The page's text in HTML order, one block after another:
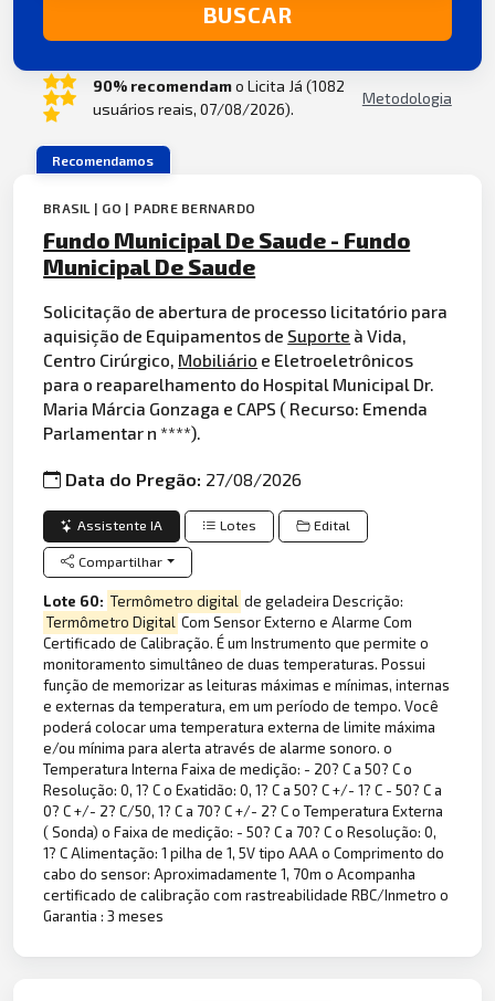
BUSCAR
90% recomendamo Licita Já (1082
usuários reais, 07/08/2026).
Metodologia
Recomendamos
BRASIL | GO | PADRE BERNARDO
Fundo Municipal De Saude - Fundo
Municipal De Saude
Solicitação de abertura de processo licitatório para
aquisição de Equipamentos de Suporte à Vida,
Centro Cirúrgico, Mobiliário e Eletroeletrônicos
para o reaparelhamento do Hospital Municipal Dr.
Maria Márcia Gonzaga e CAPS ( Recurso: Emenda
Parlamentar n ****).
Data do Pregão: 27/08/2026
Assistente IA Lotes Edital
Compartilhar
Lote 60: Termômetro digital de geladeira Descrição:
Termômetro Digital Com Sensor Externo e Alarme Com
Certificado de Calibração. É um Instrumento que permite o
monitoramento simultâneo de duas temperaturas. Possui
função de memorizar as leituras máximas e mínimas, internas
e externas da temperatura, em um período de tempo. Você
poderá colocar uma temperatura externa de limite máxima
e/ou mínima para alerta através de alarme sonoro. o
Temperatura Interna Faixa de medição: - 20? C a 50? C o
Resolução: 0, 1? C o Exatidão: 0, 1? C a 50? C +/- 1? C - 50? C a
0? C +/- 2? C/50, 1? C a 70? C +/- 2? C o Temperatura Externa
( Sonda) o Faixa de medição: - 50? C a 70? C o Resolução: 0,
1? C Alimentação: 1 pilha de 1, 5V tipo AAA o Comprimento do
cabo do sensor: Aproximadamente 1, 70m o Acompanha
certificado de calibração com rastreabilidade RBC/Inmetro o
Garantia : 3 meses